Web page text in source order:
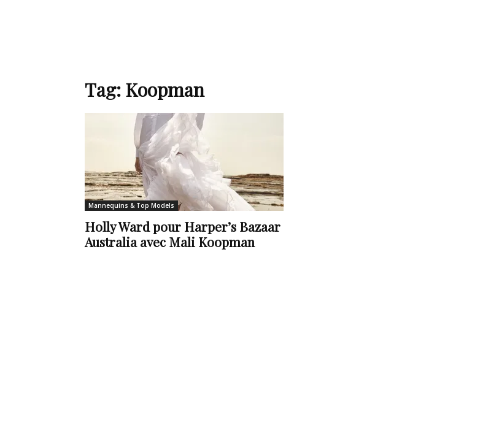
style
de
Tag: Koopman
Mannequins & Top Models
Holly Ward pour Harper’s Bazaar
Australia avec Mali Koopman